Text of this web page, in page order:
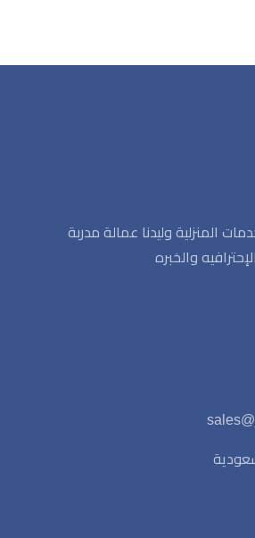
المنزلية وليدنا عمالة مدربة
والخبره